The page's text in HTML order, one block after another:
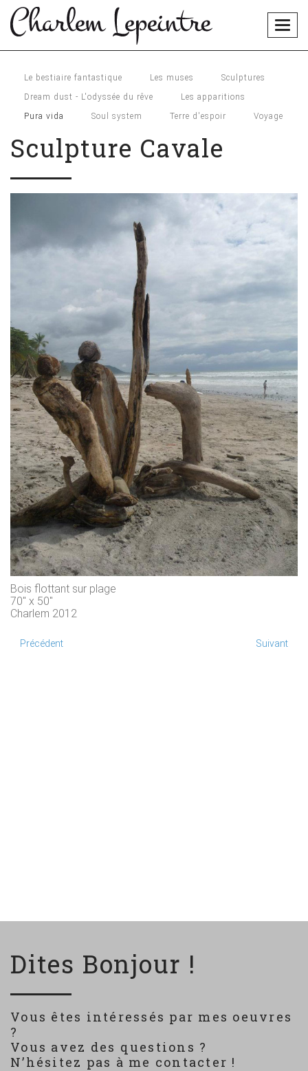
Le bestiaire fantastique Les muses
Sculptures
Dream dust - L'odyssée du rêve
Les apparitions
Pura vida
Soul system Terre d'espoir Voyage
Sculpture Cavale
Bois flottant sur plage
70" x 50"
Charlem 2012
Précédent Suivant
Dites Bonjour !
Vous êtes intéressés par mes oeuvres
?
Vous avez des questions ?
N’hésitez pas à me contacter !